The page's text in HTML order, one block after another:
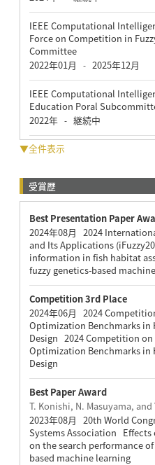
IEEE Computational
Force on Competition in
Committee
2022年01月
- 2025年12月
IEEE Computational
Education Poral
2022年 - 継続中
▼全件表示
受賞歴
Best Presentation Paper
2024年08月 2024
and Its Applications
information in fish habitat
fuzzy genetics-based
Competition 3rd Place
2024年06月 2024
Optimization Benchmarks in
Design 2024 Competition
Optimization Benchmarks in
Design
Best Paper Award
T. Konishi, N. Masuyama, and
2023年08月 20th World
Systems Association
on the search performance
based machine learning